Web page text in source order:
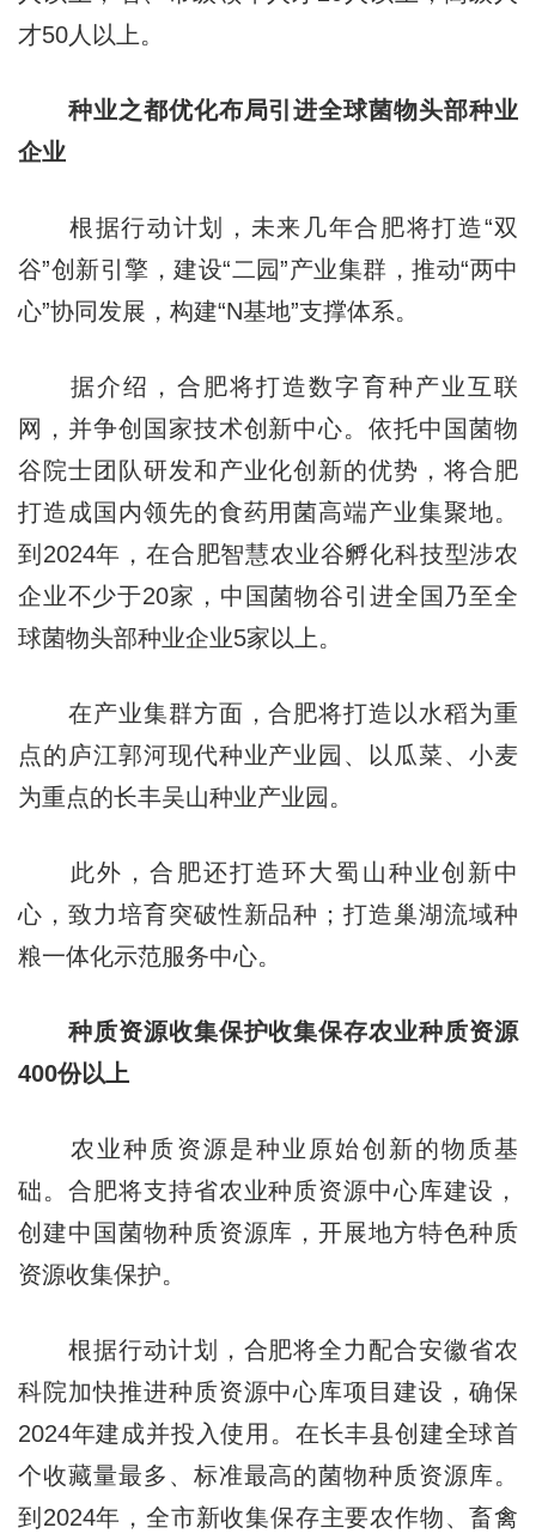
才50人以上。
种业之都优化布局引进全球菌物头部种业
企业
根据行动计划，未来几年合肥将打造“双
谷”创新引擎，建设“二园”产业集群，推动“两中
心”协同发展，构建“N基地”支撑体系。
据介绍，合肥将打造数字育种产业互联
网，并争创国家技术创新中心。依托中国菌物
谷院士团队研发和产业化创新的优势，将合肥
打造成国内领先的食药用菌高端产业集聚地。
到2024年，在合肥智慧农业谷孵化科技型涉农
企业不少于20家，中国菌物谷引进全国乃至全
球菌物头部种业企业5家以上。
在产业集群方面，合肥将打造以水稻为重
点的庐江郭河现代种业产业园、以瓜菜、小麦
为重点的长丰吴山种业产业园。
此外，合肥还打造环大蜀山种业创新中
心，致力培育突破性新品种；打造巢湖流域种
粮一体化示范服务中心。
种质资源收集保护收集保存农业种质资源
400份以上
农业种质资源是种业原始创新的物质基
础。合肥将支持省农业种质资源中心库建设，
创建中国菌物种质资源库，开展地方特色种质
资源收集保护。
根据行动计划，合肥将全力配合安徽省农
科院加快推进种质资源中心库项目建设，确保
2024年建成并投入使用。在长丰县创建全球首
个收藏量最多、标准最高的菌物种质资源库。
到2024年，全市新收集保存主要农作物、畜禽